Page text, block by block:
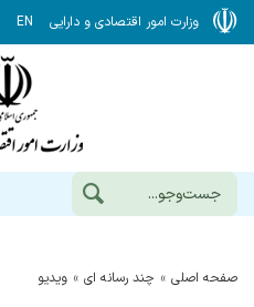
وزارت امور اقتصادی و دارایی EN
صفحه اصلی چند رسانه ای ویدیو